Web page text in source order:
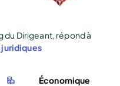
du Dirigeant, répond à
juridiques
Économique